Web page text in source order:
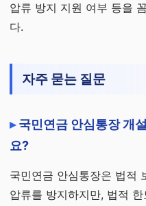
압류 방지 지원 여부 등을
다.
자주 묻는 질문
국민연금 안심통장 개
요?
국민연금 안심통장은 법적
압류를 방지하지만, 법적